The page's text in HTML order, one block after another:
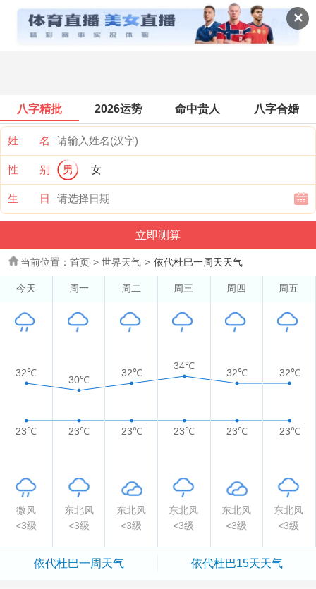
✕
世界天气
八字精批 2026运势 命中贵人 八字合婚
姓 名
性 别 男 女
生 日
当前位置： 首页 > 世界天气 > 依代杜巴一周天天气
今天 周一 周二 周三 周四 周五
32℃
30℃
32℃
34℃
32℃ 32℃
23℃ 23℃ 23℃ 23℃ 23℃ 23℃
微风 东北风 东北风 东北风 东北风
东北风
<3级
<3级 <3级 <3级 <3级 <3级
依代杜巴一周天气 依代杜巴15天天气